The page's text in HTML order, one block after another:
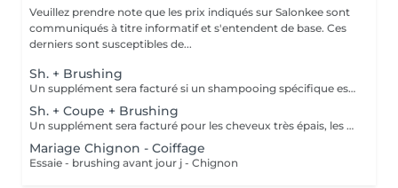
Veuillez prendre note que les prix indiqués sur Salonkee sont
communiqués à titre informatif et s'entendent de base. Ces
derniers sont susceptibles de...
Sh. + Brushing
Un supplément sera facturé si un shampooing spécifique est appliqué (avec votre accord).
Sh. + Coupe + Brushing
Un supplément sera facturé pour les cheveux très épais, les chevelures très longues et denses ou si un shampooing spécifique est appliqué (avec votre accord).
Mariage Chignon - Coiffage
Essaie - brushing avant jour j - Chignon